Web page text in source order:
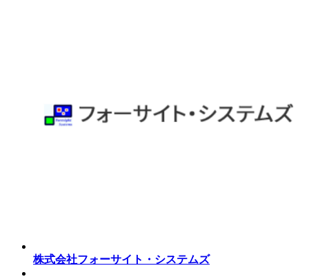
株式会社フォーサイト・システムズ